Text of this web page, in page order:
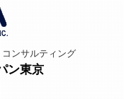
ンサルティング
ン東京